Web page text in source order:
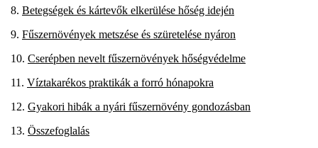
Betegségek és kártevők elkerülése hőség idején
Fűszernövények metszése és szüretelése nyáron
Cserépben nevelt fűszernövények hőségvédelme
Víztakarékos praktikák a forró hónapokra
Gyakori hibák a nyári fűszernövény gondozásban
Összefoglalás